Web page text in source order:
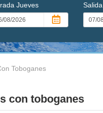
Jueves
Toboganes
con toboganes